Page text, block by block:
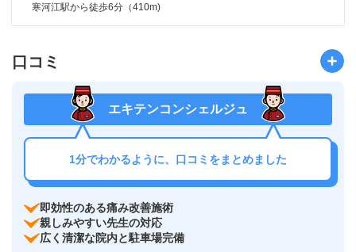
寒河江駅から徒歩6分（410m)
口コミ
エキテンコンシェルジュ
1分でわかるように、口コミをまとめました
即効性のある痛み改善施術
親しみやすい先生の対応
広く清潔な院内と駐車場完備